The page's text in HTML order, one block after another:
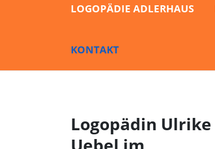
LOGOPÄDIE ADLERHAUS
KONTAKT
Logopädin Ulrike